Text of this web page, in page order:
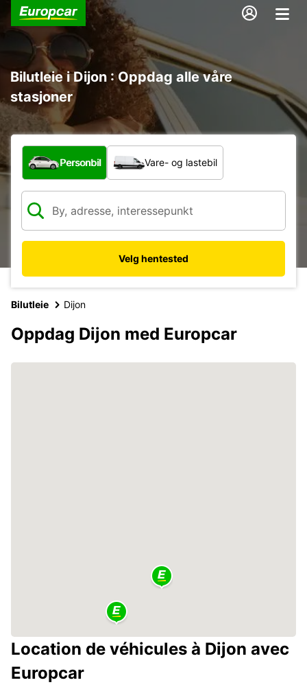
Bilutleie i Dijon : Oppdag alle våre
stasjoner
Hvilken type bil?
Personbil Vare- og lastebil
Velg hentested
Bilutleie Dijon
Oppdag Dijon med Europcar
Location de véhicules à Dijon avec
Europcar